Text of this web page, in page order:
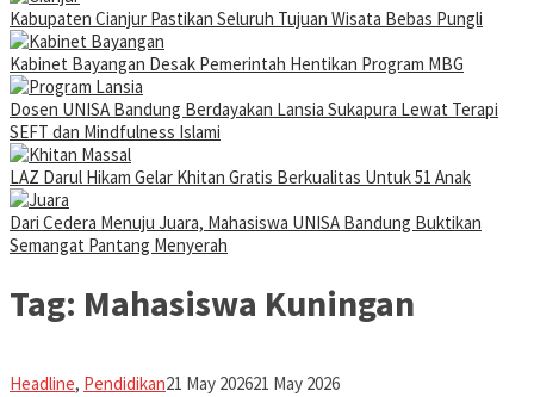
Kabupaten Cianjur Pastikan Seluruh Tujuan Wisata Bebas Pungli
Kabinet Bayangan Desak Pemerintah Hentikan Program MBG
Dosen UNISA Bandung Berdayakan Lansia Sukapura Lewat Terapi
SEFT dan Mindfulness Islami
LAZ Darul Hikam Gelar Khitan Gratis Berkualitas Untuk 51 Anak
Dari Cedera Menuju Juara, Mahasiswa UNISA Bandung Buktikan
Semangat Pantang Menyerah
Tag: Mahasiswa Kuningan
Headline, Pendidikanfathiyya
21 May 202621 May 2026